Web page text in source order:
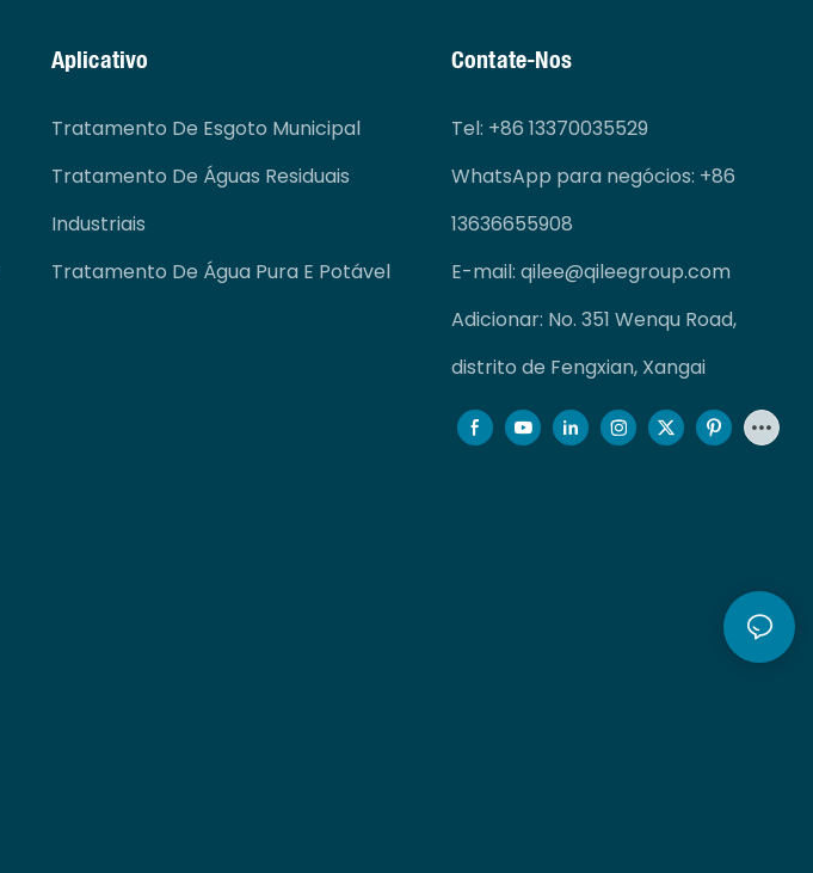
Aplicativo
Tratamento De Esgoto Municipal
Tratamento De Águas Residuais
Industriais
Tratamento De Água Pura E Potável
Contate-Nos
Tel: +86 13370035529
WhatsApp para negócios: +86
13636655908
E-mail: qilee@qileegroup.com
Adicionar: No. 351 Wenqu Road,
distrito de Fengxian, Xangai